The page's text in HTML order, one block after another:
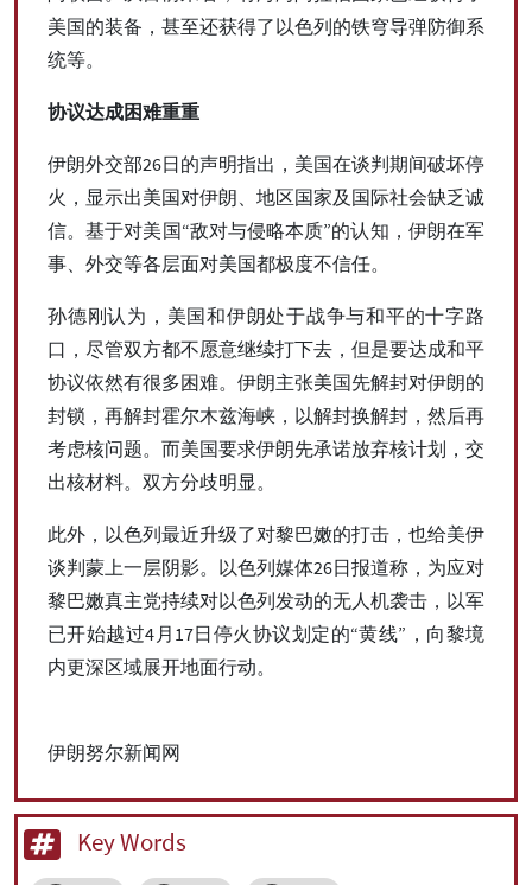
美国的装备，甚至还获得了以色列的铁穹导弹防御系
统等。
协议达成困难重重
伊朗外交部26日的声明指出，美国在谈判期间破坏停
火，显示出美国对伊朗、地区国家及国际社会缺乏诚
信。基于对美国“敌对与侵略本质”的认知，伊朗在军
事、外交等各层面对美国都极度不信任。
孙德刚认为，美国和伊朗处于战争与和平的十字路
口，尽管双方都不愿意继续打下去，但是要达成和平
协议依然有很多困难。伊朗主张美国先解封对伊朗的
封锁，再解封霍尔木兹海峡，以解封换解封，然后再
考虑核问题。而美国要求伊朗先承诺放弃核计划，交
出核材料。双方分歧明显。
此外，以色列最近升级了对黎巴嫩的打击，也给美伊
谈判蒙上一层阴影。以色列媒体26日报道称，为应对
黎巴嫩真主党持续对以色列发动的无人机袭击，以军
已开始越过4月17日停火协议划定的“黄线”，向黎境
内更深区域展开地面行动。
伊朗努尔新闻网
Key Words